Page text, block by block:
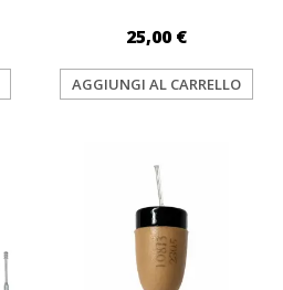
25,00 €
AGGIUNGI AL CARRELLO